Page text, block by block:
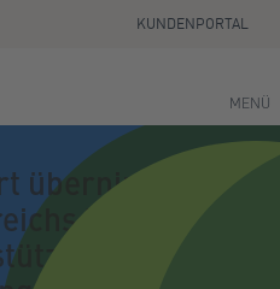
KUNDENPORTAL
MENÜ
übernimmt die
Zentrale
bei der